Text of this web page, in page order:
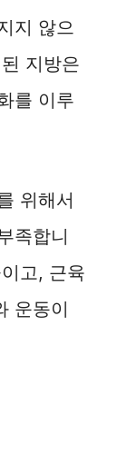
지 않으
지방은
를 이루
위해서
족합니
고, 근육
운동이